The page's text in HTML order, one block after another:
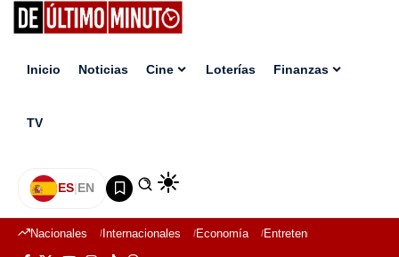
Inicio Noticias Cine Loterías Finanzas
TV
ES|EN
Nacionales Internacionales Economía Entretenimiento